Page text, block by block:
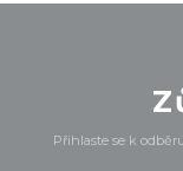
Přihlaste se k